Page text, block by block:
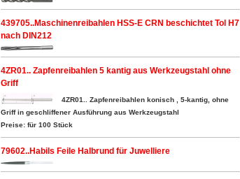
439705..Maschinenreibahlen HSS-E CRN beschichtet Tol H7
nach DIN212
4ZR01.. Zapfenreibahlen 5 kantig aus Werkzeugstahl ohne
Griff
4ZR01.. Zapfenreibahlen konisch , 5-kantig, ohne
Griff in geschliffener Ausführung aus Werkzeugstahl
Preise: für 100 Stück
79602..Habils Feile Halbrund für Juwelliere